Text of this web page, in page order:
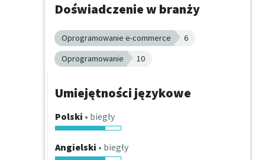
Doświadczenie w branży
Oprogramowanie e-commerce
6
Oprogramowanie
10
Umiejętności językowe
Polski • biegły
Angielski • biegły